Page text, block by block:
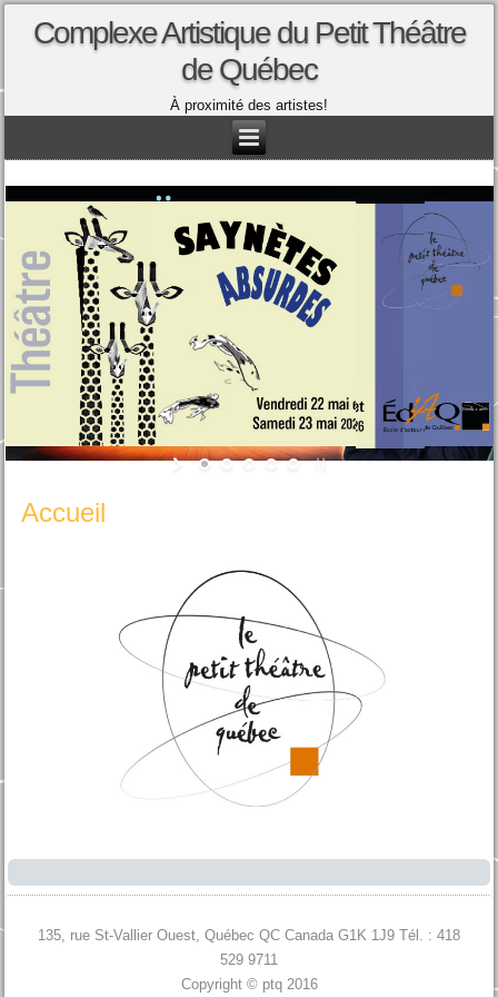
Complexe Artistique du Petit Théâtre
de Québec
À proximité des artistes!
Accueil
135, rue St-Vallier Ouest, Québec QC Canada G1K 1J9 Tél. : 418
529 9711
Copyright © ptq 2016